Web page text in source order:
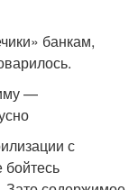
банкам,
с